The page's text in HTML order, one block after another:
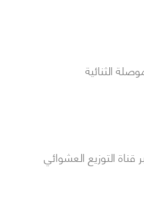
الثنائية
التوزيع العشوائي